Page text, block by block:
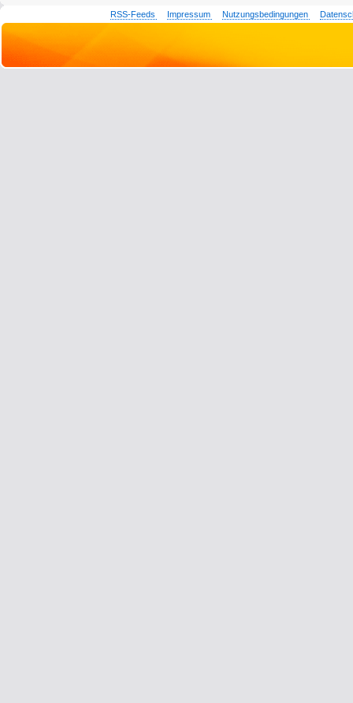
RSS-Feeds Impressum Nutzungsbedingungen